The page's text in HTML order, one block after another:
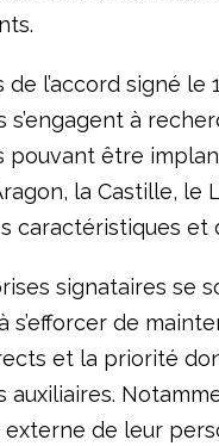
de l’accord signé
s’engagent à
pouvant être
la Castille,
caractéristiques et
signataires se
s’efforcer de
et la priorité
auxiliaires.
de leur